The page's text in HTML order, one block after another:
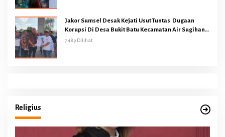
Jakor Sumsel Desak Kejati Usut Tuntas Dugaan
Korupsi Di Desa Bukit Batu Kecamatan Air Sugihan
OKI
7489 Dilihat
Religius